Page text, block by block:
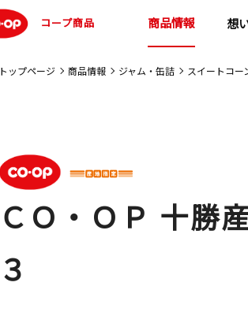
コープ商品 商品情報 想
トップページ 商品情報 ジャム・缶詰 スイートコー
ＣＯ・ＯＰ 十勝
３